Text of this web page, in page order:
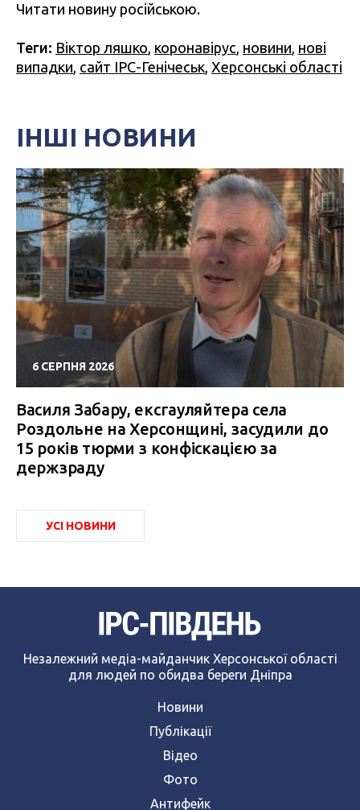
Читати новину російською.
Теги: Віктор ляшко, коронавірус, новини, нові
випадки, сайт ІРС-Генічеськ, Херсонські області
ІНШІ НОВИНИ
6 СЕРПНЯ 2026
Василя Забару, ексгауляйтера села
Роздольне на Херсонщині, засудили до
15 років тюрми з конфіскацією за
держзраду
УСІ НОВИНИ
Незалежний медіа-майданчик Херсонської області
для людей по обидва береги Дніпра
Новини
Публікації
Відео
Фото
Антифейк